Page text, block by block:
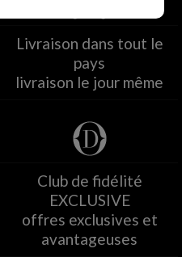
Livraison dans tout le
pays
livraison le jour même
Club de fidélité
EXCLUSIVE
offres exclusives et
avantageuses